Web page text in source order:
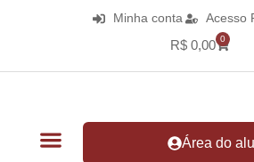
Minha conta Acesso
R$ 0,00 0
Área do